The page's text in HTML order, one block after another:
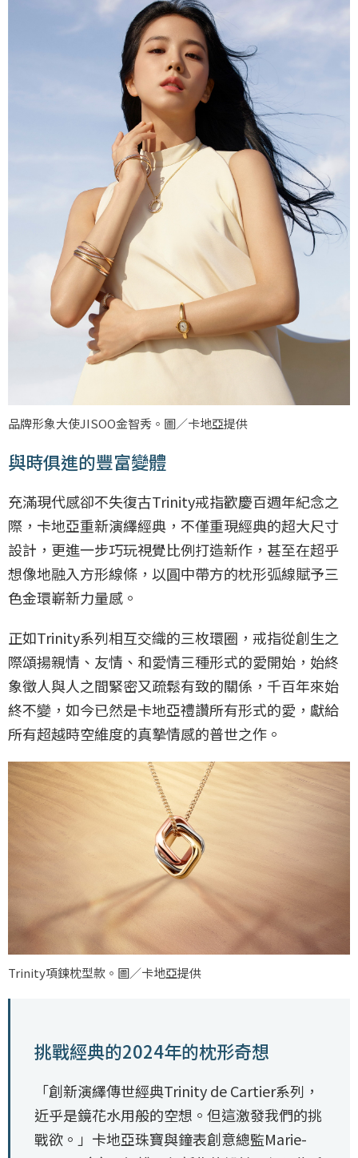
品牌形象大使JISOO金智秀。圖／卡地亞提供
與時俱進的豐富變體
充滿現代感卻不失復古Trinity戒指歡慶百週年紀念之
際，卡地亞重新演繹經典，不僅重現經典的超大尺寸
設計，更進一步巧玩視覺比例打造新作，甚至在超乎
想像地融入方形線條，以圓中帶方的枕形弧線賦予三
色金環嶄新力量感。
正如Trinity系列相互交織的三枚環圈，戒指從創生之
際頌揚親情、友情、和愛情三種形式的愛開始，始終
象徵人與人之間緊密又疏鬆有致的關係，千百年來始
終不變，如今已然是卡地亞禮讚所有形式的愛，獻給
所有超越時空維度的真摯情感的普世之作。
Trinity項鍊枕型款。圖／卡地亞提供
挑戰經典的2024年的枕形奇想
「創新演繹傳世經典Trinity de Cartier系列，
近乎是鏡花水用般的空想。但這激發我們的挑
戰欲。」卡地亞珠寶與鐘表創意總監Marie-